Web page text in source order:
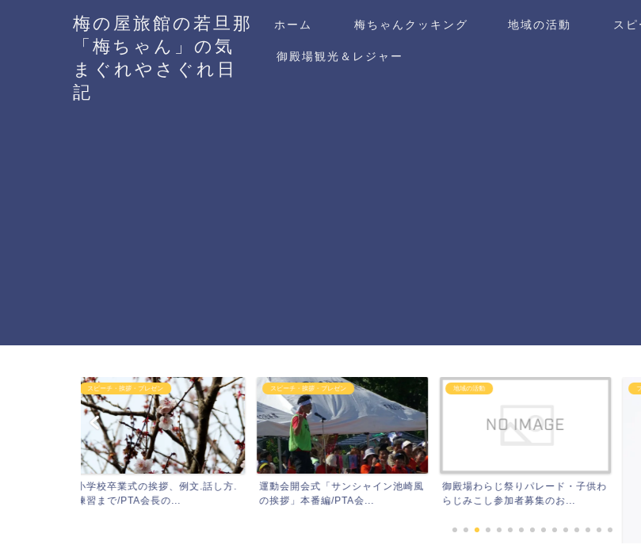
梅の屋旅館の若旦那
「梅ちゃん」の気
まぐれやさぐれ日
記
ホーム 梅ちゃんクッキング 地域の活動 ス
御殿場観光＆レジャー
スピーチ・挨拶・プレゼン
運動会開会式「サンシャイン池崎風
の挨拶」本番編/PTA会...
地域の活動
御殿場わらじ祭りパレード・子供わ
らじみこし参加者募集のお...
ブログ